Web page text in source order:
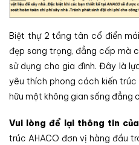
Biệt thự 2 tầng tân cổ điển
đẹp sang trọng, đẳng cấp mà
sử dụng cho gia đình. Đây là
yêu thích phong cách kiến
hữu một không gian sống đẳng
Vui lòng để lại thông tin
trúc AHACO đơn vị hàng đầu